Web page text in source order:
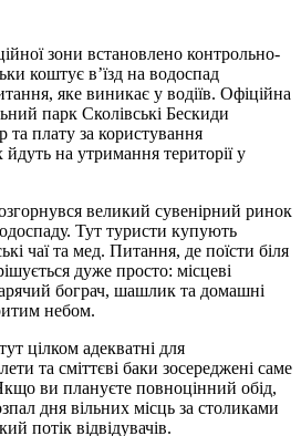
зони встановлено контрольно-
коштує в’їзд на водоспад
яке виникає у водіїв. Офіційна
парк Сколівські Бескиди
та плату за користування
на утримання території у
великий сувенірний ринок
Тут туристи купують
чаї та мед. Питання, де поїсти біля
дуже просто: місцеві
бограч, шашлик та домашні
небом.
цілком адекватні для
та сміттєві баки зосереджені саме
ви плануєте повноцінний обід,
дня вільних місць за столиками
потік відвідувачів.